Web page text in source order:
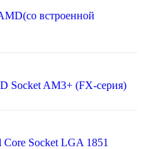
встроенной
Socket AM3+ (FX-серия)
Socket LGA 1851